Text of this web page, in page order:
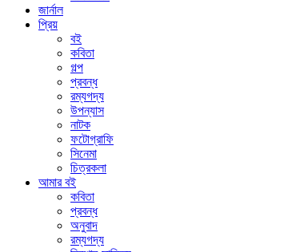
জার্নাল
প্রিয়
বই
কবিতা
গল্প
প্রবন্ধ
রম্যগদ্য
উপন্যাস
নাটক
ফটোগ্রাফি
সিনেমা
চিত্রকলা
আমার বই
কবিতা
প্রবন্ধ
অনুবাদ
রম্যগদ্য